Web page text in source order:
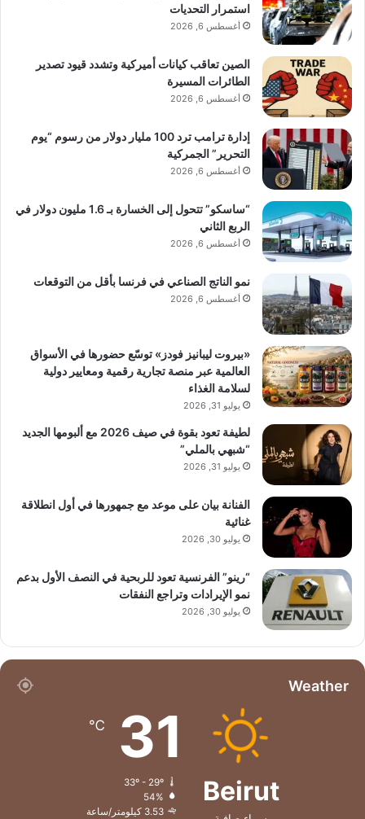
استمرار التحديات
أغسطس 6, 2026
الصين تعاقب كيانات أميركية وتشدد قيود تصدير
الطائرات المسيرة
أغسطس 6, 2026
إدارة ترامب ترد 100 مليار دولار من رسوم “يوم
التحرير” الجمركية
أغسطس 6, 2026
“ساسكو” تتحول إلى الخسارة بـ 1.6 مليون دولار في
الربع الثاني
أغسطس 6, 2026
نمو الناتج الصناعي في فرنسا بأقل من التوقعات
أغسطس 6, 2026
«بيروت ليبانيز فودز» توسّع حضورها في الأسواق
العالمية عبر منصة تجارية رقمية ومعايير دولية
لسلامة الغذاء
يوليو 31, 2026
لطيفة تعود بقوة في صيف 2026 مع ألبومها الجديد
“شبهي بالملي”
يوليو 31, 2026
الفنانة بيان على موعد مع جمهورها في أول انطلاقة
غنائية
يوليو 30, 2026
“رينو” الفرنسية تعود للربحية في النصف الأول بدعم
نمو الإيرادات وتراجع النفقات
يوليو 30, 2026
Weather
Beirut
31
℃
33º - 29º
54%
3.53 كيلومتر/ساعة